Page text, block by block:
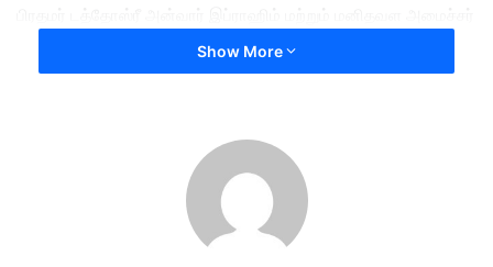
டத்தோஸ்ரீ ரமணன் ராமகிருஷ்ணன் ஆகியோர் முன்னிலையில்
நடைபெற்ற இந்த நிகழ்வு, இந்திய மாணவர்களின் டிஜிட்டல் கல்வி
திட்டத்தின் முக்கிய இயக்க சக்தியாக விளங்கும் அமைச்சர்
ரமணன், இந்த முயற்சி B40 மற்றும் M40 மாணவர்கள்
உயர்கல்வியில் எந்தத் தடையுமின்றி முன்னேற வேண்டும் என்ற
அரசின் நோக்கத்தை பிரதிபலிப்பதாக தெரிவித்தார்.
Show More